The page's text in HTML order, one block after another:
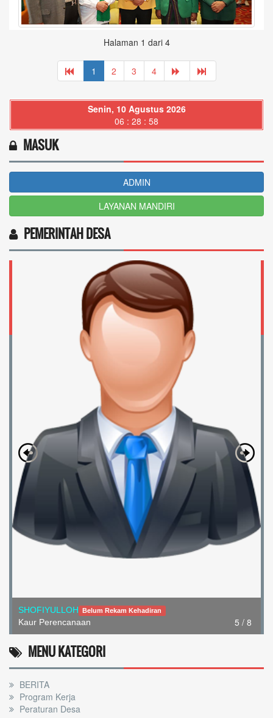
Halaman 1 dari 4
1 2 3 4
Senin, 10 Agustus 2026
06 : 28 : 59
MASUK
ADMIN
LAYANAN MANDIRI
PEMERINTAH DESA
5 / 8
SHOFIYULLOH Belum Rekam Kehadiran
Kaur Perencanaan
MENU KATEGORI
BERITA
Program Kerja
Peraturan Desa